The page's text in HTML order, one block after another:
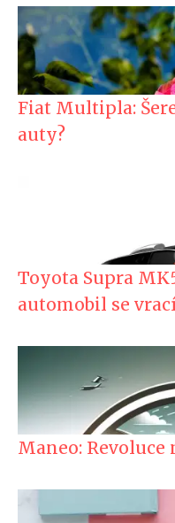
Fiat Multipla:
auty?
Toyota Supra
automobil se
Maneo: